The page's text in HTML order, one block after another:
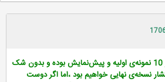
نسخه‌ی معرفی‌شده ویندوز 10 نمونه‌ی اولیه و پیش‌نمایش بوده و بدون شک
نسخه‌ی نهایی خواهیم بود ،اما اگر دوست